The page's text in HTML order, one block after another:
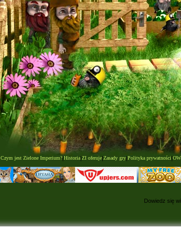
Dowiedz się
Czym jest Zielone Imperium?|Historia|ZI oferuje|Zasady gry|Polityka prywatności|